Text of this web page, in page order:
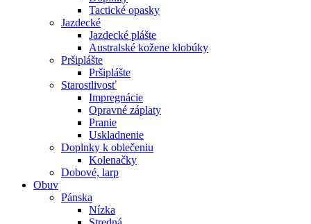
Tactické opasky
Jazdecké
Jazdecké plášte
Australské kožene klobúky
Pršiplášte
Pršiplášte
Starostlivosť
Impregnácie
Opravné záplaty
Pranie
Uskladnenie
Doplnky k oblečeniu
Kolenačky
Dobové, larp
Obuv
Pánska
Nízka